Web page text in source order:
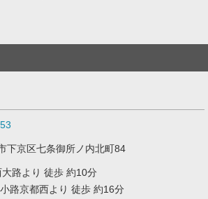
下京区七条御所ノ内北町84
路より 徒歩 約10分
路京都西より 徒歩 約16分